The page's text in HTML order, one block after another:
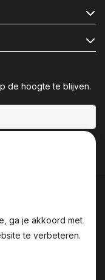
de hoogte te blijven.
ga je akkoord met
te verbeteren.